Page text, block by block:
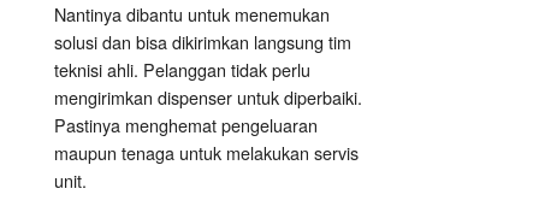
Nantinya dibantu untuk menemukan
solusi dan bisa dikirimkan langsung tim
teknisi ahli. Pelanggan tidak perlu
mengirimkan dispenser untuk diperbaiki.
Pastinya menghemat pengeluaran
maupun tenaga untuk melakukan servis
unit.